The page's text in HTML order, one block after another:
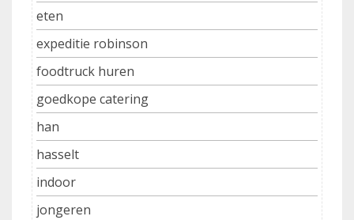
eten
expeditie robinson
foodtruck huren
goedkope catering
han
hasselt
indoor
jongeren